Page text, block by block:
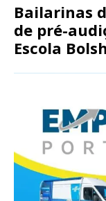
Bailarinas
de pré-
Escola